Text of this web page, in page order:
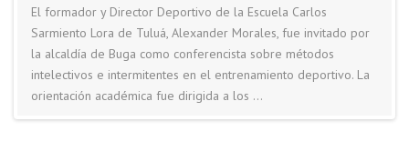
El formador y Director Deportivo de la Escuela Carlos
Sarmiento Lora de Tuluá, Alexander Morales, fue invitado por
la alcaldía de Buga como conferencista sobre métodos
intelectivos e intermitentes en el entrenamiento deportivo. La
orientación académica fue dirigida a los …